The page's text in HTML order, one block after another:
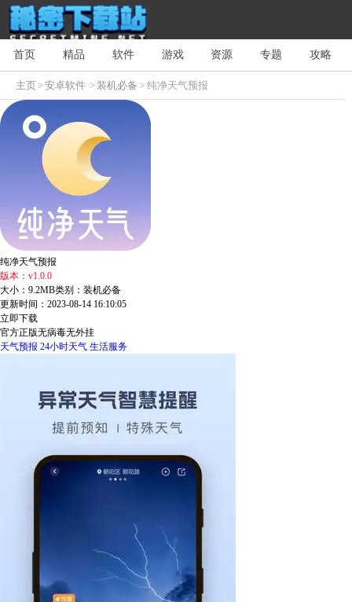
首页 精品 软件 游戏 资源 专题 攻略
主页>安卓软件 >装机必备 > 纯净天气预报
纯净天气预报
版本：v1.0.0
大小：9.2MB类别：装机必备
更新时间：2023-08-14 16:10:05
立即下载
官方正版无病毒无外挂
天气预报 24小时天气 生活服务